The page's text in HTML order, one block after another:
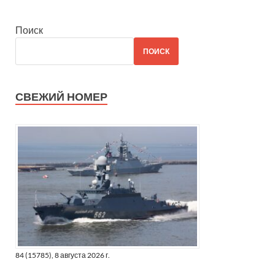
Поиск
ПОИСК
СВЕЖИЙ НОМЕР
84 (15785), 8 августа 2026 г.